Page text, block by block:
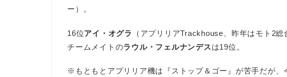
ー）。
16位アイ・オグラ
（アプリリアTrackhouse、昨年はモト2総
チームメイトのラウル・フェルナンデスは19位。
※もともとアプリリア機は『ストップ＆ゴー』が苦手だが、